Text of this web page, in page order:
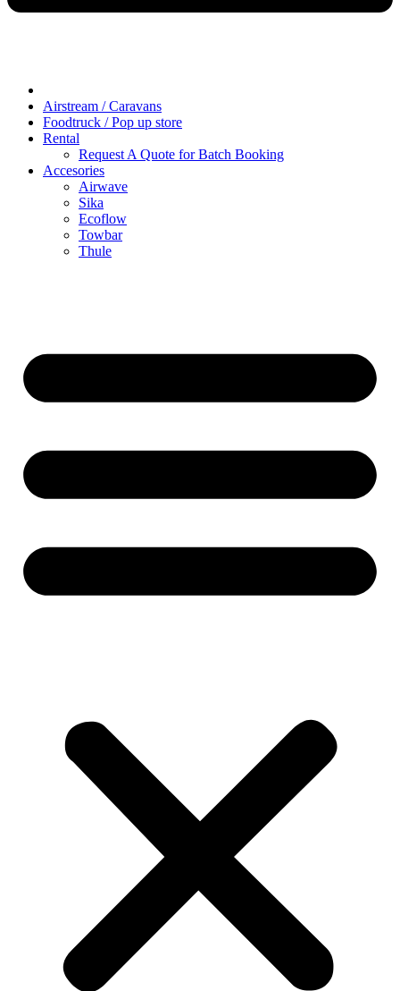
Airstream / Caravans
Foodtruck / Pop up store
Rental
Request A Quote for Batch Booking
Accesories
Airwave
Sika
Ecoflow
Towbar
Thule